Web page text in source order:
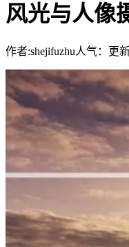
风光与人像
作者:shejifuzhu人气： 更